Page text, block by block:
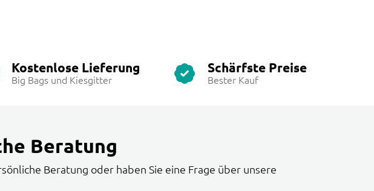
Kostenlose Lieferung
Big Bags und Kiesgitter
Schärfste Preise
Bester Kauf
Beratung
Beratung oder haben Sie eine Frage über unsere